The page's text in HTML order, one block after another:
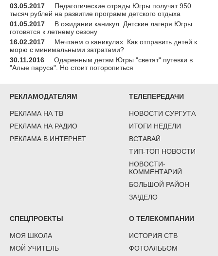
03.05.2017
Педагогические отряды Югры получат 950
тысяч рублей на развитие программ детского отдыха
01.05.2017
В ожидании каникул. Детские лагеря Югры
готовятся к летнему сезону
16.02.2017
Мечтаем о каникулах. Как отправить детей к
морю с минимальными затратами?
30.11.2016
Одаренным детям Югры "светят" путевки в
"Алые паруса". Но стоит поторопиться
РЕКЛАМОДАТЕЛЯМ
РЕКЛАМА НА ТВ
РЕКЛАМА НА РАДИО
РЕКЛАМА В ИНТЕРНЕТ
ТЕЛЕПЕРЕДАЧИ
НОВОСТИ СУРГУТА
ИТОГИ НЕДЕЛИ
ВСТАВАЙ
ТИП-ТОП НОВОСТИ
НОВОСТИ-
КОММЕНТАРИЙ
БОЛЬШОЙ РАЙОН
ЗА!ДЕЛО
СПЕЦПРОЕКТЫ
МОЯ ШКОЛА
МОЙ УЧИТЕЛЬ
О ТЕЛЕКОМПАНИИ
ИСТОРИЯ СТВ
ФОТОАЛЬБОМ